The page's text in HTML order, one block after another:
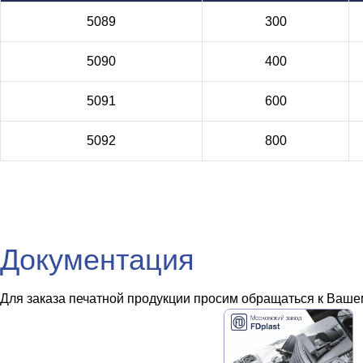
5089 300
5090 400
5091 600
5092 800
Документация
Для заказа печатной продукции просим обращаться к